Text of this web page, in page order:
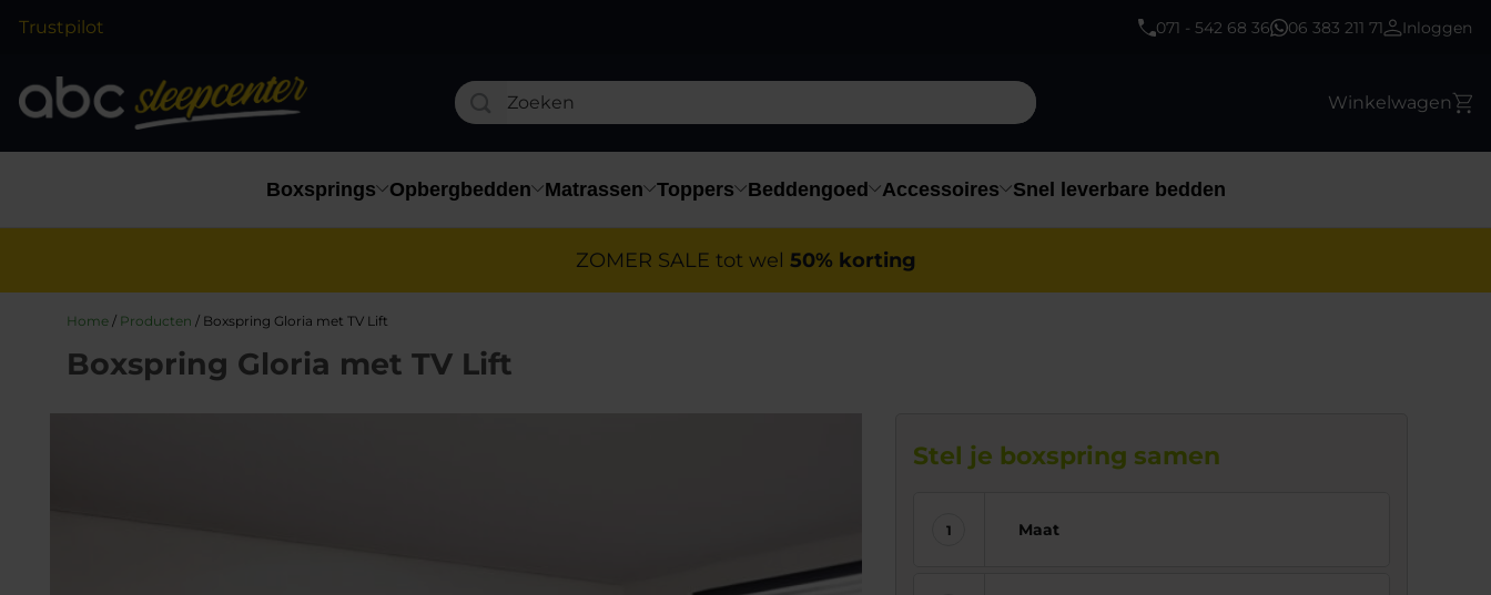
Trustpilot 071 - 542 68 36 06 383 211 71 Inloggen
Winkelwagen
Boxsprings Opbergbedden Matrassen Toppers Beddengoed Accessoires Snel leverbare bedden
ZOMER SALE tot wel 50% korting
Home / Producten / Boxspring Gloria met TV Lift
Boxspring Gloria met TV Lift
Stel je boxspring samen
Maat